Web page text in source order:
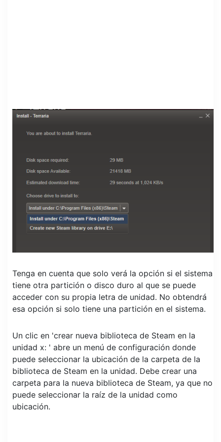
Tenga en cuenta que solo verá la opción si el sistema
tiene otra partición o disco duro al que se puede
acceder con su propia letra de unidad. No obtendrá
esa opción si solo tiene una partición en el sistema.
Un clic en 'crear nueva biblioteca de Steam en la
unidad x: ' abre un menú de configuración donde
puede seleccionar la ubicación de la carpeta de la
biblioteca de Steam en la unidad. Debe crear una
carpeta para la nueva biblioteca de Steam, ya que no
puede seleccionar la raíz de la unidad como
ubicación.